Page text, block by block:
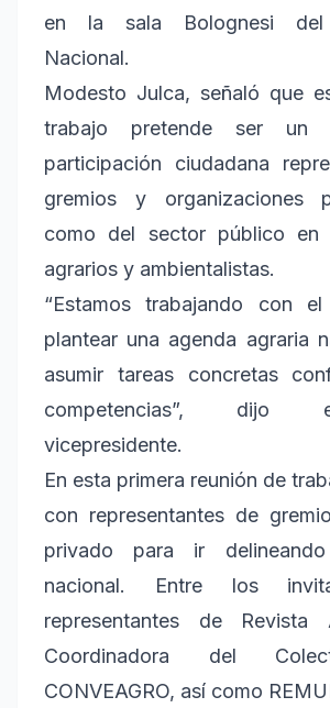
en la sala Bolognesi del
Nacional.
Modesto Julca, señaló que
trabajo pretende ser un
participación ciudadana
gremios y organizaciones
como del sector público en
agrarios y ambientalistas.
“Estamos trabajando con
plantear una agenda agraria
asumir tareas concretas
competencias”, dijo
vicepresidente.
En esta primera reunión de
con representantes de
privado para ir
nacional. Entre los
representantes de Revista
Coordinadora del
CONVEAGRO, así como